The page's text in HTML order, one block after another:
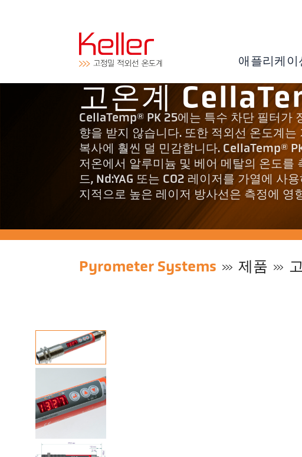
애플리케이
고온계
CellaTemp® PK 25에는 특수 차단 필터가
향을 받지 않습니다. 또한 적외선 온도계
복사에 훨씬 덜 민감합니다. CellaTemp®
저온에서 알루미늄 및 베어 메탈의 온도를
드, Nd:YAG 또는 CO2 레이저를 가열에 사
지적으로 높은 레이저 방사선은 측정에 영
Pyrometer Systems 제품